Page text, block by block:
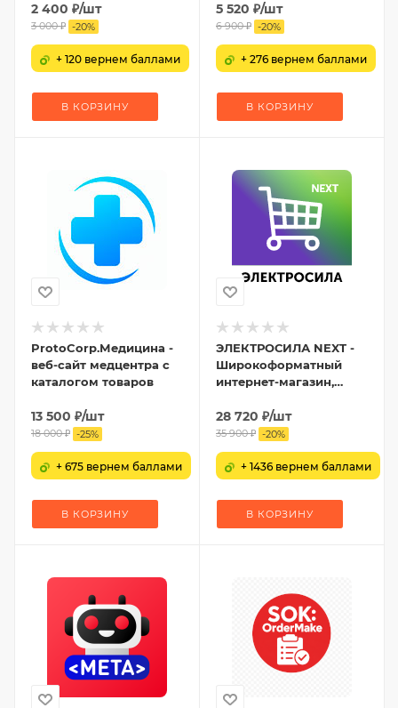
2 400 ₽/шт
3 000₽ -20%
+ 120 вернем баллами
В КОРЗИНУ
5 520 ₽/шт
6 900₽ -20%
+ 276 вернем баллами
В КОРЗИНУ
ProtoCorp.Медицина -
веб-сайт медцентра с
каталогом товаров
13 500 ₽/шт
18 000₽ -25%
+ 675 вернем баллами
В КОРЗИНУ
ЭЛЕКТРОСИЛА NEXT -
Широкоформатный
интернет-магазин,
Агрегатор товаров
28 720 ₽/шт
35 900₽ -20%
+ 1436 вернем баллами
В КОРЗИНУ